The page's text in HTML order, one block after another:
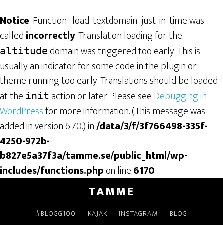
Notice: Function _load_textdomain_just_in_time was
calledincorrectly. Translation loading for the
altitude domain was triggered too early. This is
usually an indicator for some code in the plugin or
theme running too early. Translations should be loaded
at the init action or later. Please seeDebugging in
WordPressfor more information. (This message was
added in version 6.7.0.) in/data/3/f/3f766498-335f-
4250-972b-
b827e5a37f3a/tamme.se/public_html/wp-
includes/functions.phpon line6170
TAMME
#BLOGG100 KAJAK INSTAGRAM
BLOG